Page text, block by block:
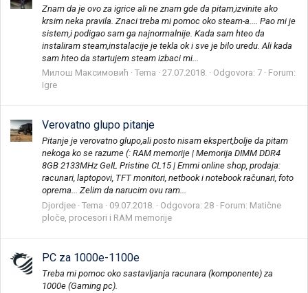
Znam da je ovo za igrice ali ne znam gde da pitam,izvinite ako
krsim neka pravila. Znaci treba mi pomoc oko steam-a.... Pao mi je
sistem,i podigao sam ga najnormalnije. Kada sam hteo da
instaliram steam,instalacije je tekla ok i sve je bilo uredu. Ali kada
sam hteo da startujem steam izbaci mi...
Милош Максимовић
Tema 27.07.2018. Odgovora: 7
Forum:
Igre
Verovatno glupo pitanje
Pitanje je verovatno glupo,ali posto nisam ekspert,bolje da pitam
nekoga ko se razume (: RAM memorije | Memorija DIMM DDR4
8GB 2133MHz GeIL Pristine CL15 | Emmi online shop, prodaja:
racunari, laptopovi, TFT monitori, netbook i notebook računari, foto
oprema... Zelim da narucim ovu ram...
Djordjee Tema 09.07.2018. Odgovora: 28 Forum: Matične
ploče, procesori i RAM memorije
PC za 1000e-1100e
Treba mi pomoc oko sastavljanja racunara (komponente) za
1000e (Gaming pc).